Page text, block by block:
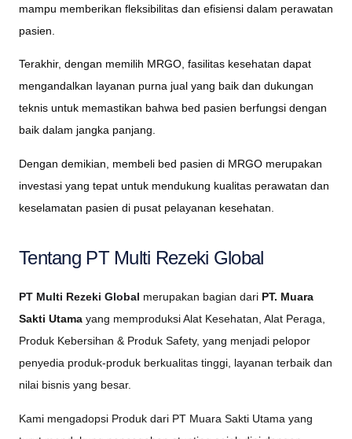
mampu memberikan fleksibilitas dan efisiensi dalam perawatan
pasien.
Terakhir, dengan memilih MRGO, fasilitas kesehatan dapat
mengandalkan layanan purna jual yang baik dan dukungan
teknis untuk memastikan bahwa bed pasien berfungsi dengan
baik dalam jangka panjang.
Dengan demikian, membeli bed pasien di MRGO merupakan
investasi yang tepat untuk mendukung kualitas perawatan dan
keselamatan pasien di pusat pelayanan kesehatan.
Tentang PT Multi Rezeki Global
PT Multi Rezeki Global merupakan bagian dari PT. Muara
Sakti Utama yang memproduksi Alat Kesehatan, Alat Peraga,
Produk Kebersihan & Produk Safety, yang menjadi pelopor
penyedia produk-produk berkualitas tinggi, layanan terbaik dan
nilai bisnis yang besar.
Kami mengadopsi Produk dari PT Muara Sakti Utama yang